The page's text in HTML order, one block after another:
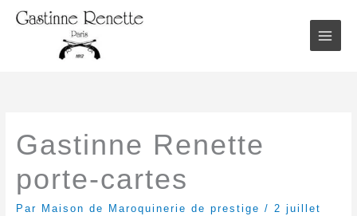
Aller
Gastinne Renette
porte-cartes
Par Maison de Maroquinerie de prestige / 2 juillet